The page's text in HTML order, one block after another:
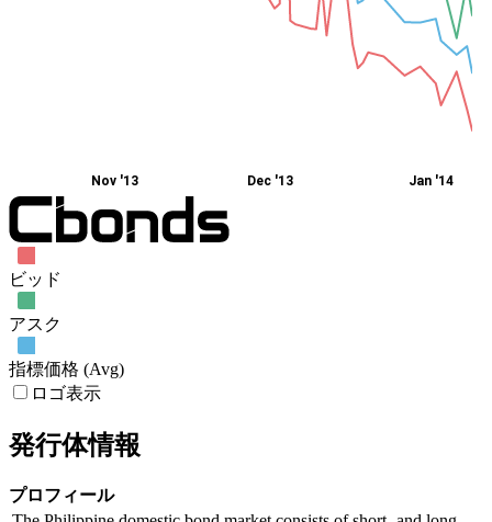
Nov '13 Dec '13 Jan '14
ビッド
アスク
指標価格 (Avg)
ロゴ表示
発行体情報
プロフィール